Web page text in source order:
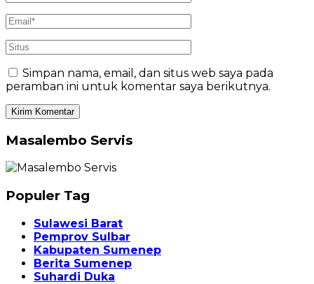
Simpan nama, email, dan situs web saya pada
peramban ini untuk komentar saya berikutnya.
Masalembo Servis
Populer Tag
Sulawesi Barat
Pemprov Sulbar
Kabupaten Sumenep
Berita Sumenep
Suhardi Duka